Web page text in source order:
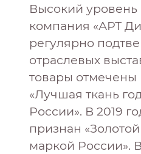
Высокий
компания «АРТ
регулярно
отраслевых
товары отмечены
«Лучшая ткань
России». В 2019
признан
маркой России».